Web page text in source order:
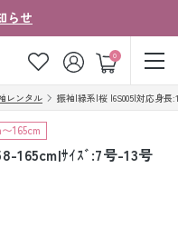
らせ
0
カート
注文の流れ
レンタル 振袖|緑系|桜 |6S005|対応身長
165cm
165cm|ｻｲｽﾞ:7号-13号